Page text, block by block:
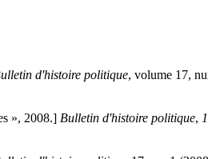
d'histoire politique, volume 17,
», 2008.] Bulletin d'histoire politique,